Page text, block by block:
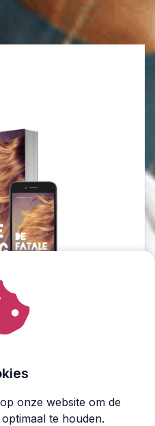
thriller
UITWEG
wraakzucht de
ten dode
onze website om de
te houden.